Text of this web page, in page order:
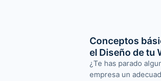
Conceptos
el Diseño de tu
¿Te has parado
empresa un